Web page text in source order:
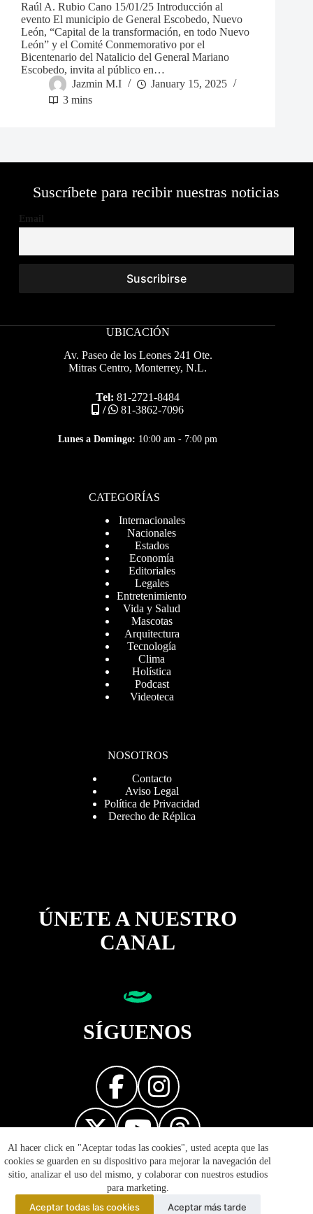
Al hacer click en "Aceptar todas las cookies", usted acepta que las
cookies se guarden en su dispositivo para mejorar la navegación del
sitio, analizar el uso del mismo, y colaborar con nuestros estudios
para marketing.
Aceptar todas las cookies Aceptar más tarde
Raúl A. Rubio Cano 15/01/25 Introducción al
evento El municipio de General Escobedo, Nuevo
León, “Capital de la transformación, en todo Nuevo
León” y el Comité Conmemorativo por el
Bicentenario del Natalicio del General Mariano
Escobedo, invita al público en…
Jazmin M.I
January 15, 2025
3 mins
Suscríbete para recibir nuestras noticias
Email
UBICACIÓN
Av. Paseo de los Leones 241 Ote.
Mitras Centro, Monterrey, N.L.
Tel: 81-2721-8484
/
81-3862-7096
Lunes a Domingo: 10:00 am - 7:00 pm
CATEGORÍAS
Internacionales
Nacionales
Estados
Economía
Editoriales
Legales
Entretenimiento
Vida y Salud
Mascotas
Arquitectura
Tecnología
Clima
Holística
Podcast
Videoteca
NOSOTROS
Contacto
Aviso Legal
Política de Privacidad
Derecho de Réplica
ÚNETE A NUESTRO
CANAL
SÍGUENOS
Diseñador web